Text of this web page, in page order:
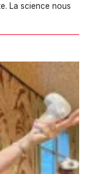
La science nous